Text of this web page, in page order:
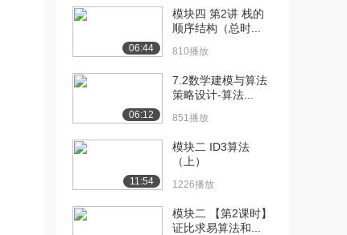
[10] 模块一 第6讲 一元多
项式的表示和...
1580播放
08:06
[11] 模块一 第6讲 一元多
项式的表示和...
1036播放
待播放
[12] 模块二 第1讲 数据结
构的基本概念...
1628播放
07:41
[13] 模块二 第1讲 数据结
07:40
06:44
模块四 第2讲 栈的
顺序结构（总时...
810播放
06:12
7.2数学建模与算法
策略设计-算法...
851播放
11:54
模块二 ID3算法
（上）
1226播放
模块二 【第2课时】
证比求易算法和...